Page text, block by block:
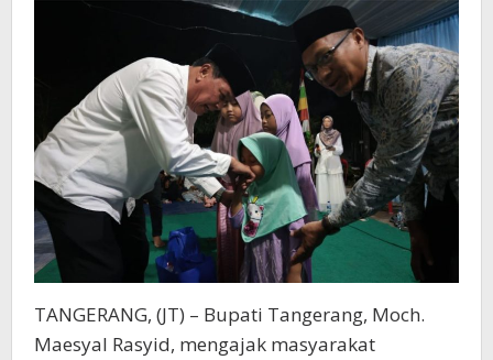
TANGERANG, (JT) – Bupati Tangerang, Moch.
Maesyal Rasyid, mengajak masyarakat